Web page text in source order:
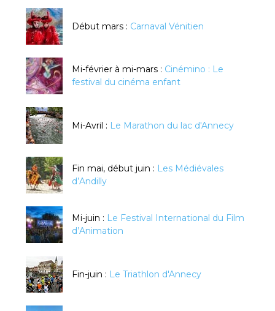
Début mars : Carnaval Vénitien
Mi-février à mi-mars : Cinémino : Le
festival du cinéma enfant
Mi-Avril : Le Marathon du lac d'Annecy
Fin mai, début juin : Les Médiévales
d’Andilly
Mi-juin : Le Festival International du Film
d’Animation
Fin-juin : Le Triathlon d'Annecy